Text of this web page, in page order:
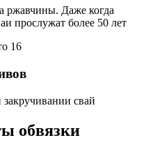
ржавчины. Даже когда
прослужат более 50 лет
свай
обвязки